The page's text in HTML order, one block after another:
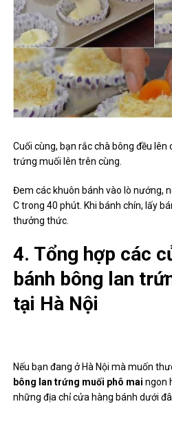
Cuối cùng, bạn rắc chà bông đều
trứng muối lên trên cùng.
Đem các khuôn bánh vào lò nướng,
C trong 40 phút. Khi bánh chín, lấy
thưởng thức.
4. Tổng hợp các
bánh bông lan
tại Hà Nội
Nếu bạn đang ở Hà Nội mà muốn
bông lan trứng muối phô mai ngon
những địa chỉ cửa hàng bánh dưới